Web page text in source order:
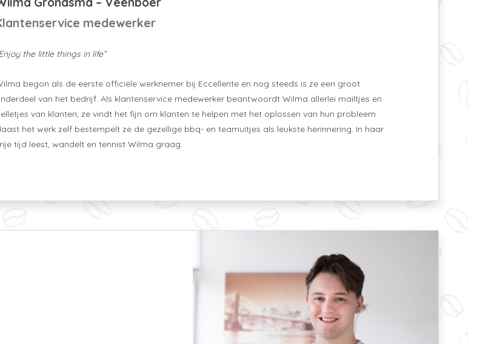
medewerker
the little things in life”
begon als de eerste officiële werknemer bij Eccellente en nog steeds is ze een groot
van het bedrijf. Als klantenservice medewerker beantwoordt Wilma allerlei mailtjes en
van klanten, ze vindt het fijn om klanten te helpen met het oplossen van hun probleem.
het werk zelf bestempelt ze de gezellige bbq- en teamuitjes als leukste herinnering. In haar
tijd leest, wandelt en tennist Wilma graag.